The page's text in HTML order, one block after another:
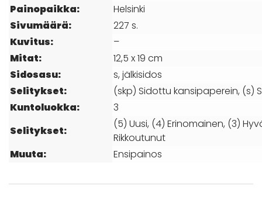
Painopaikka:
Helsinki
Sivumäärä:
227 s.
Kuvitus:
–
Mitat:
12,5 x 19 cm
Sidosasu:
s, jälkisidos
Selitykset:
(skp) Sidottu kansipaperein, (s)
Kuntoluokka:
3
Selitykset:
(5) Uusi, (4) Erinomainen, (3)
Rikkoutunut
Muuta:
Ensipainos